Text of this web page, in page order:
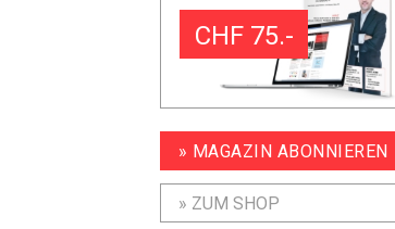
CHF 75.-
» MAGAZIN ABONNIEREN
» ZUM SHOP